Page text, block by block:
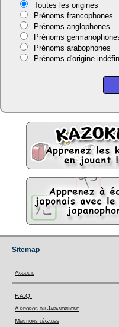
Toutes les origines
Prénoms francophones
Prénoms anglophones
Prénoms
Prénoms arabophones
Prénoms d'origine
Sitemap
Accueil
F.A.Q.
A propos du Japanophone
Mentions légales